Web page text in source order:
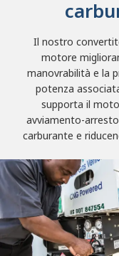
Il nostro
motore
manovrabilità e la
potenza
supporta il
avviamento-
carburante e